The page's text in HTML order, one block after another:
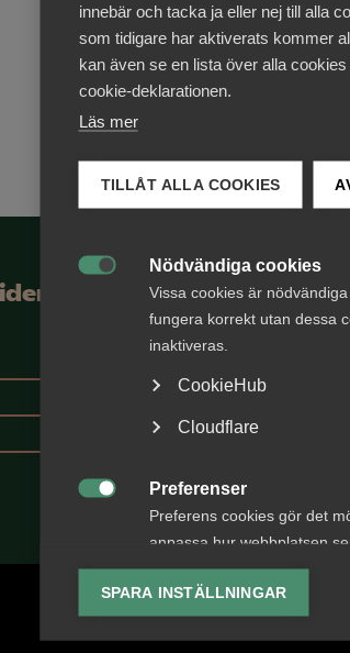
innebär och tacka ja eller nej till alla
som tidigare har aktiverats kommer
kan även se en lista över alla
cookie-deklarationen.
Läs mer
TILLÅT ALLA COOKIES
Nödvändiga cookies
Vissa cookies är
fungera korrekt utan dessa
inaktiveras.
CookieHub
Cloudflare
Preferenser
Preferens cookies gör det
anpassa hur webbplatsen
lagring av vald valuta,

Analys-cookies
SPARA INSTÄLLNINGAR
kontakt
Rådgivning och
Mina sidor